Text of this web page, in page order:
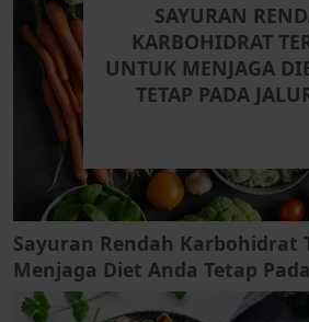
SAYURAN
KARBOHIDRAT
UNTUK MENJAGA
TETAP PADA
Sayuran Rendah Karbohidrat
Menjaga Diet Anda Tetap